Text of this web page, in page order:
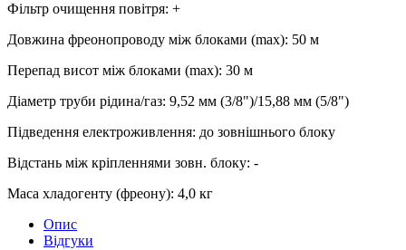
Фільтр очищення повітря: +
Довжина фреонопроводу між блоками (max): 50 м
Перепад висот між блоками (max): 30 м
Діаметр труби рідина/газ: 9,52 мм (3/8")/15,88 мм (5/8")
Підведення електроживлення: до зовнішнього блоку
Відстань між кріпленнями зовн. блоку: -
Маса хладогенту (фреону): 4,0 кг
Опис
Відгуки